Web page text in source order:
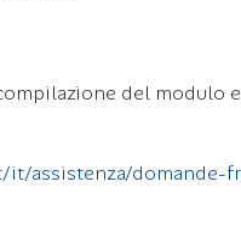
del
it/assistenza/